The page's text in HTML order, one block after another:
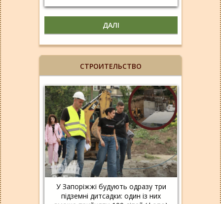
ДАЛІ
СТРОИТЕЛЬСТВО
У Запоріжжі будують одразу три
підземні дитсадки: один із них